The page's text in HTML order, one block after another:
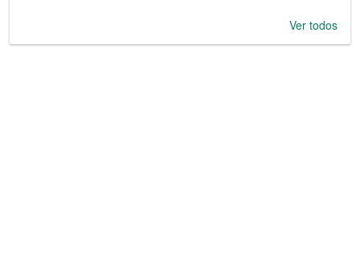
Ver todos